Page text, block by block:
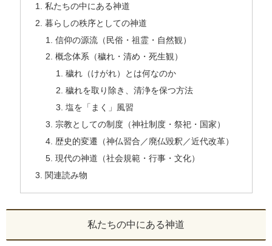
私たちの中にある神道
暮らしの秩序としての神道
信仰の源流（民俗・祖霊・自然観）
概念体系（穢れ・清め・死生観）
穢れ（けがれ）とは何なのか
穢れを取り除き、清浄を保つ方法
塩を「まく」風習
宗教としての制度（神社制度・祭祀・国家）
歴史的変遷（神仏習合／廃仏毀釈／近代改革）
現代の神道（社会規範・行事・文化）
関連読み物
私たちの中にある神道